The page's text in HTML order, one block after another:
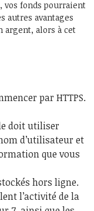
vos fonds pourraient
autres avantages
argent, alors à cet
par HTTPS.
doit utiliser
d’utilisateur et
que vous
hors ligne.
l’activité de la